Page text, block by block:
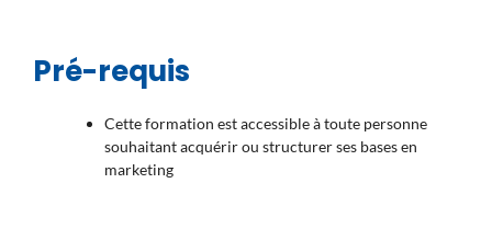
Pré-requis
Cette formation est accessible à toute personne
souhaitant acquérir ou structurer ses bases en
marketing